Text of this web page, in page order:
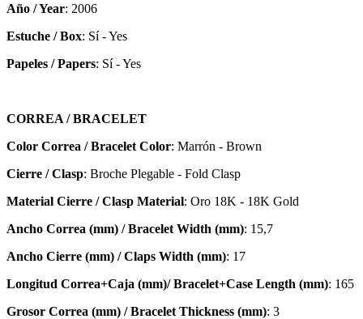
Año / Year: 2006
Estuche / Box: Sí - Yes
Papeles / Papers: Sí - Yes
CORREA / BRACELET
Color Correa / Bracelet Color: Marrón - Brown
Cierre / Clasp: Broche Plegable - Fold Clasp
Material Cierre / Clasp Material: Oro 18K - 18K Gold
Ancho Correa (mm) / Bracelet Width (mm): 15,7
Ancho Cierre (mm) / Claps Width (mm): 17
Longitud Correa+Caja (mm)/ Bracelet+Case Length (mm): 165
Grosor Correa (mm) / Bracelet Thickness (mm): 3